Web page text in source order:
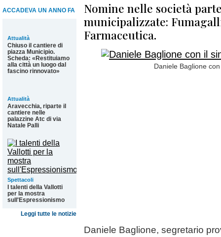
ACCADEVA UN ANNO FA
Attualità
Chiuso il cantiere di
piazza Municipio.
Scheda: «Restituiamo
alla città un luogo dal
fascino rinnovato»
Attualità
Aravecchia, riparte il
cantiere nelle
palazzine Atc di via
Natale Palli
Spettacoli
I talenti della Vallotti
per la mostra
sull'Espressionismo
Leggi tutte le notizie
Nomine nelle società
municipalizzate:
Farmaceutica.
Daniele Baglione
Daniele Baglione, segretario